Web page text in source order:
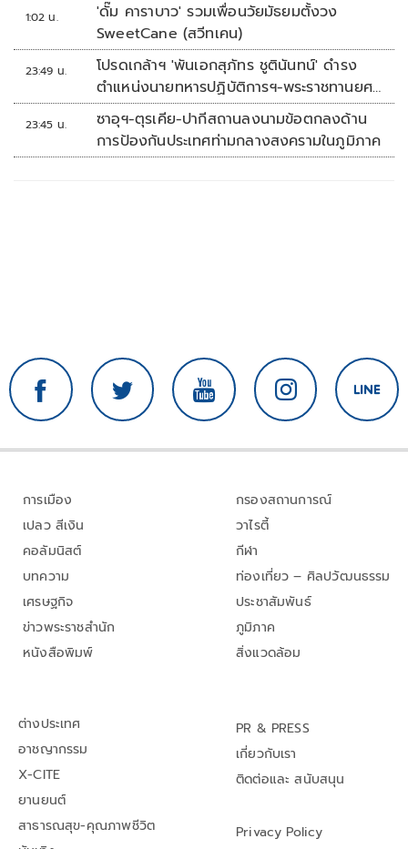
1:02 น.
'ดั๊ม คาราบาว' รวมเพื่อนวัยมัธยมตั้งวง
SweetCane (สวีทเคน)
23:49 น.
โปรดเกล้าฯ 'พันเอกสุภัทร ชูตินันทน์' ดำรง
ตำแหน่งนายทหารปฏิบัติการฯ-พระราชทานยศ
'พลตรี'
23:45 น.
ซาอุฯ-ตุรเคีย-ปากีสถานลงนามข้อตกลงด้าน
การป้องกันประเทศท่ามกลางสงครามในภูมิภาค
การเมือง
เปลว สีเงิน
คอลัมนิสต์
บทความ
เศรษฐกิจ
ข่าวพระราชสำนัก
หนังสือพิมพ์
กรองสถานการณ์
วาไรตี้
กีฬา
ท่องเที่ยว – ศิลปวัฒนธรรม
ประชาสัมพันธ์
ภูมิภาค
สิ่งแวดล้อม
ต่างประเทศ
อาชญากรรม
X-CITE
ยานยนต์
สาธารณสุข-คุณภาพชีวิต
PR & PRESS
เกี่ยวกับเรา
ติดต่อและ สนับสนุน
Privacy Policy